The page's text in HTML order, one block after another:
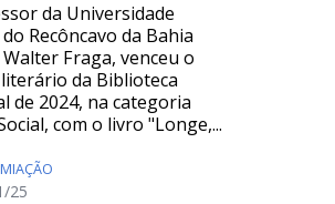
da Universidade
Recôncavo da Bahia
Walter Fraga, venceu o
da Biblioteca
de 2024, na categoria
com o livro "Longe,...
25